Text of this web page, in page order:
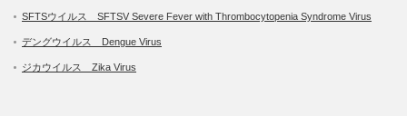
SFTSウイルス SFTSV Severe Fever with Thrombocytopenia Syndrome Virus
デングウイルス Dengue Virus
ジカウイルス Zika Virus